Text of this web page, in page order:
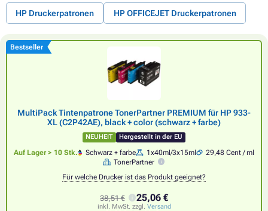
HP Druckerpatronen HP OFFICEJET Druckerpatronen
Bestseller
MultiPack Tintenpatrone TonerPartner PREMIUM für HP 933-
XL (C2P42AE), black + color (schwarz + farbe)
NEUHEIT Hergestellt in der EU
Auf Lager > 10 Stk. Schwarz + farbe 1x40ml/3x15ml
29,48 Cent / ml
TonerPartner
Für welche Drucker ist das Produkt geeignet?
38,51 € 25,06 €
inkl. MwSt. zzgl. Versand